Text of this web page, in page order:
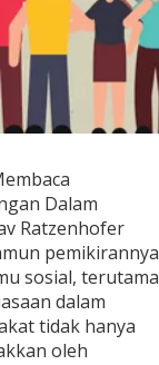
Dalam
Ratzenhofer
pemikirannya
sosial, terutama
dalam
tidak hanya
oleh